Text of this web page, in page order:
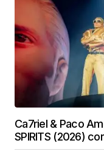
Ca7riel & Paco
SPIRITS (2026)